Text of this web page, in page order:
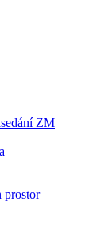
ZM
prostor